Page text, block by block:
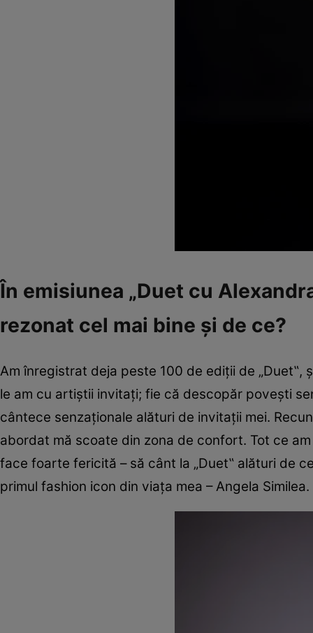
În emisiunea „Duet cu
rezonat cel mai bine și de ce?
Am înregistrat deja peste 100 de ediții de
le am cu artiștii invitați; fie că descopăr povești
cântece senzaționale alături de invitaţii mei.
abordat mă scoate din zona de confort. Tot ce
face foarte fericită – să cânt la „Duet‟ alături de
primul fashion icon din viața mea – Angela